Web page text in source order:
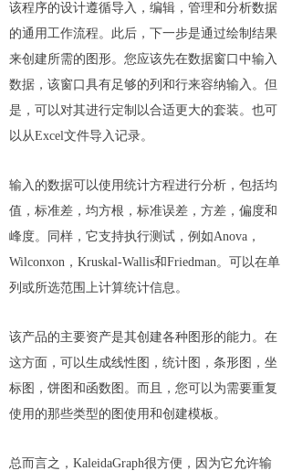
该程序的设计遵循导入，编辑，管理和分析数据
的通用工作流程。此后，下一步是通过绘制结果
来创建所需的图形。您应该先在数据窗口中输入
数据，该窗口具有足够的列和行来容纳输入。但
是，可以对其进行定制以合适更大的套装。也可
以从Excel文件导入记录。
输入的数据可以使用统计方程进行分析，包括均
值，标准差，均方根，标准误差，方差，偏度和
峰度。同样，它支持执行测试，例如Anova，
Wilconxon，Kruskal-Wallis和Friedman。可以在单
列或所选范围上计算统计信息。
该产品的主要资产是其创建各种图形的能力。在
这方面，可以生成线性图，统计图，条形图，坐
标图，饼图和函数图。而且，您可以为需要重复
使用的那些类型的图使用和创建模板。
总而言之，KaleidaGraph很方便，因为它允许输